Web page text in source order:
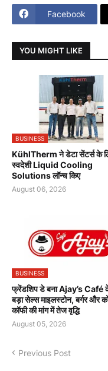
Facebook
YOU MIGHT LIKE
BUSINESS
KühlTherm ने डेटा सेंटर्स के
स्वदेशी Liquid Cooling
Solutions लॉन्च किए
August 06, 2026
BUSINESS
फ्रेंडशिप डे बना Ajay’s Café
बड़ा सेल्स माइलस्टोन, बर्गर और
कॉफी की मांग में तेज वृद्धि
August 05, 2026
Previous Post